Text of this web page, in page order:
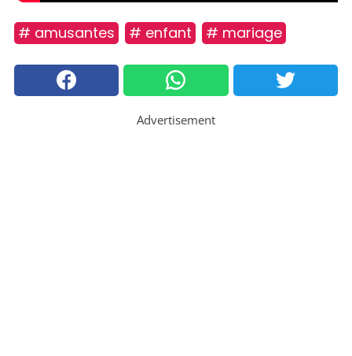
# amusantes # enfant # mariage
Advertisement